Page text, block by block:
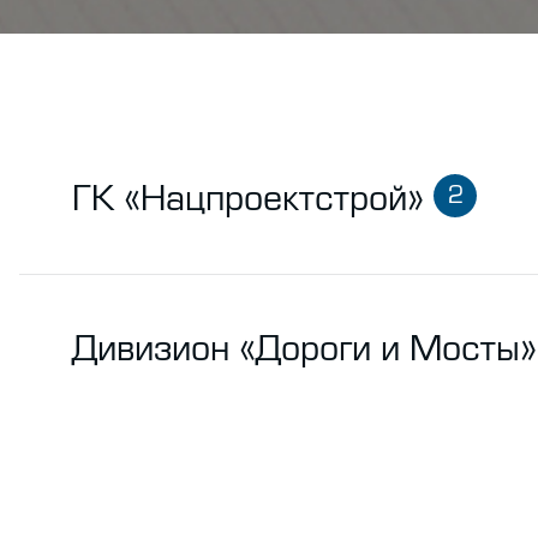
ГК «Нацпроектстрой» 2
Дивизион «Дороги и Мосты»